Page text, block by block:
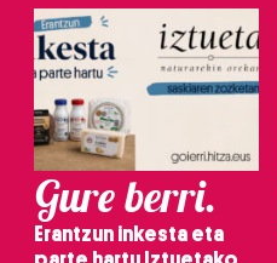
Gure berri.
Erantzun inkesta eta